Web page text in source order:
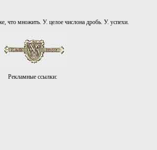
множить. У. целое числона дробь. У. успехи.
Рекламные ссылки: